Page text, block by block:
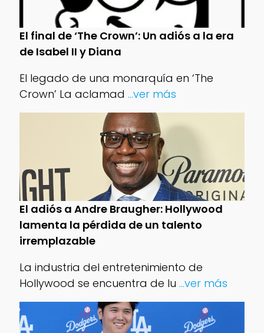
El final de ‘The Crown’: Un adiós a la era
de Isabel II y Diana
El legado de una monarquía en ‘The
Crown’ La aclamad ...ver más
El adiós a Andre Braugher: Hollywood
lamenta la pérdida de un talento
irremplazable
La industria del entretenimiento de
Hollywood se encuentra de lu ...ver más